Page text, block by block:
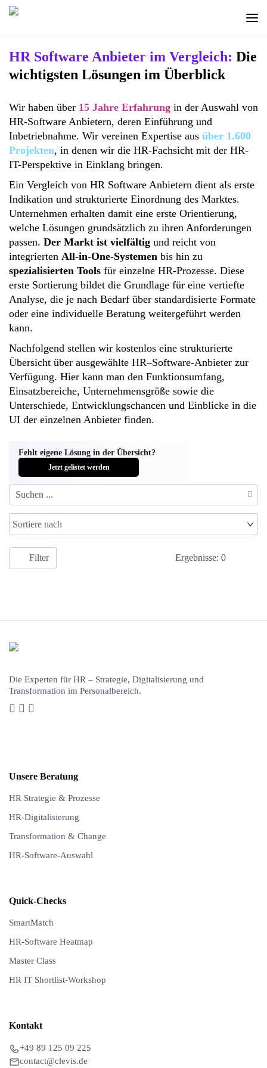
Filter
DER
LÖSUNG
Core
Payroll
Zeitwirtschaft
Recruiting
&
Onboarding
Performance
Mgmt
Entwicklungsmanagement
Lernmanagement
Funktionen
0 - 100
101 - 500
Mitarbeitende
501 - 2.000
Mitarbeitende
2.001 - 5.000
Mitarbeitende
DES
of
Breed
Third
Party
HR Software Anbieter im Vergleich: Die
wichtigsten Lösungen im Überblick
Wir haben über 15 Jahre Erfahrung in der Auswahl von
HR-Software Anbietern, deren Einführung und
Inbetriebnahme. Wir vereinen Expertise aus über 1.600
Projekten, in denen wir die HR-Fachsicht mit der HR-
IT-Perspektive in Einklang bringen.
Ein Vergleich von HR Software Anbietern dient als erste
Indikation und strukturierte Einordnung des Marktes.
Unternehmen erhalten damit eine erste Orientierung,
welche Lösungen grundsätzlich zu ihren Anforderungen
passen. Der Markt ist vielfältig und reicht von
integrierten All-in-One-Systemen bis hin zu
spezialisierten Tools für einzelne HR-Prozesse. Diese
erste Sortierung bildet die Grundlage für eine vertiefte
Analyse, die je nach Bedarf über standardisierte Formate
oder eine individuelle Beratung weitergeführt werden
kann.
Nachfolgend stellen wir kostenlos eine strukturierte
Übersicht über ausgewählte HR–Software-Anbieter zur
Verfügung. Hier kann man den Funktionsumfang,
Einsatzbereiche, Unternehmensgröße sowie die
Unterschiede, Entwicklungschancen und Einblicke in die
UI der einzelnen Anbieter finden.
Fehlt eigene Lösung in der Übersicht?
Jetzt gelistet werden
Sortiere nach
Filter Ergebnisse: 0
Die Experten für HR – Strategie, Digitalisierung und
Transformation im Personalbereich.
Unsere Beratung
HR Strategie & Prozesse
HR-Digitalisierung
Transformation & Change
HR-Software-Auswahl
Quick-Checks
SmartMatch
HR-Software Heatmap
Master Class
HR IT Shortlist-Workshop
Kontakt
+49 89 125 09 225
contact@clevis.de